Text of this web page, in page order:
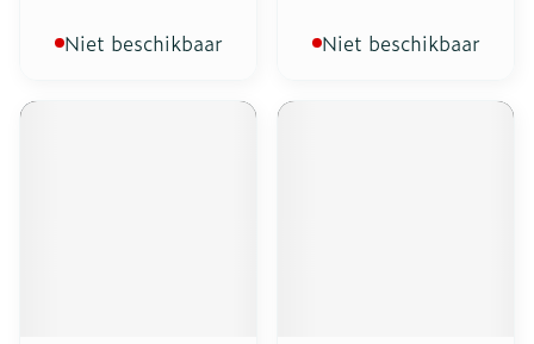
Niet beschikbaar Niet beschikbaar